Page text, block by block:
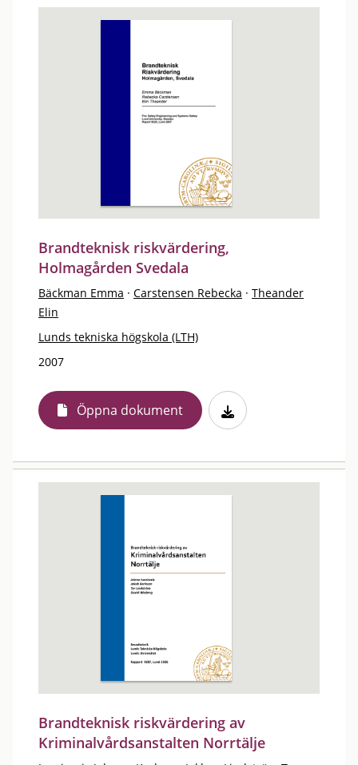
Brandteknisk riskvärdering,
Holmagården Svedala
Bäckman Emma · Carstensen Rebecka · Theander
Elin
Lunds tekniska högskola (LTH)
2007
Öppna dokument
Brandteknisk riskvärdering av
Kriminalvårdsanstalten Norrtälje